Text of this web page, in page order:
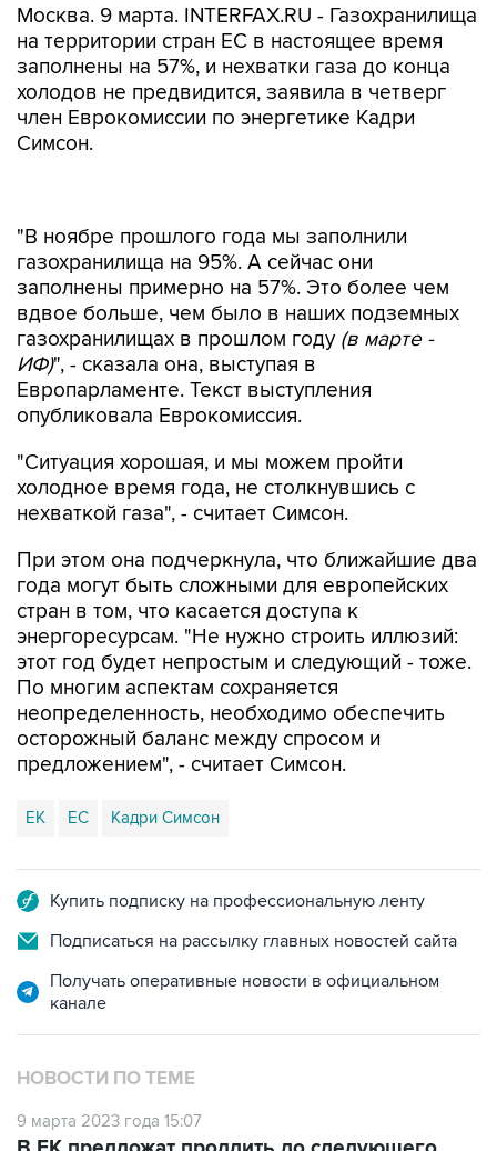
Москва. 9 марта. INTERFAX.RU - Газохранилища
на территории стран ЕС в настоящее время
заполнены на 57%, и нехватки газа до конца
холодов не предвидится, заявила в четверг
член Еврокомиссии по энергетике Кадри
Симсон.
заполнены примерно на 57%. Это более чем
вдвое больше, чем было в наших подземных
газохранилищах в прошлом году (в марте -
ИФ)", - сказала она, выступая в
Европарламенте. Текст выступления
опубликовала Еврокомиссия.
"Ситуация хорошая, и мы можем пройти
нехваткой газа", - считает Симсон.
При этом она подчеркнула, что ближайшие два
стран в том, что касается доступа к
энергоресурсам. "Не нужно строить иллюзий:
этот год будет непростым и следующий - тоже.
По многим аспектам сохраняется
неопределенность, необходимо обеспечить
осторожный баланс между спросом и
предложением", - считает Симсон.
ЕК ЕС Кадри Симсон
Подписаться на рассылку главных новостей сайта
Получать оперативные новости в официальном
НОВОСТИ ПО ТЕМЕ
9 марта 2023 года 15:07
года меры по добровольному сокращению